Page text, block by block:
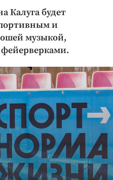
Калуга будет
и
музыкой,